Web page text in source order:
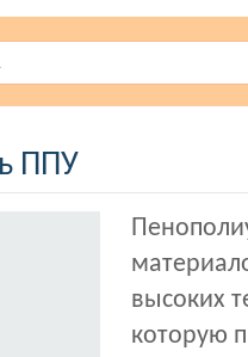
ППУ
высоких
которую